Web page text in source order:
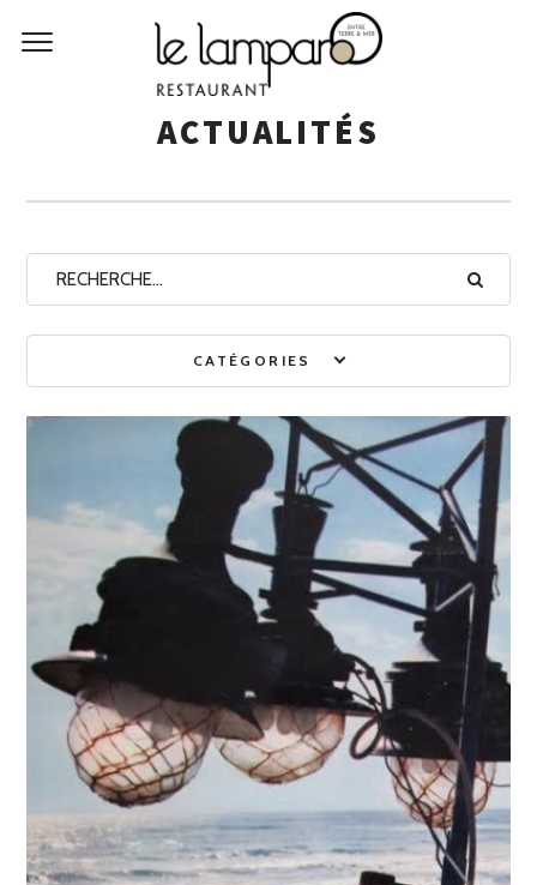
ACTUALITÉS
CATÉGORIES